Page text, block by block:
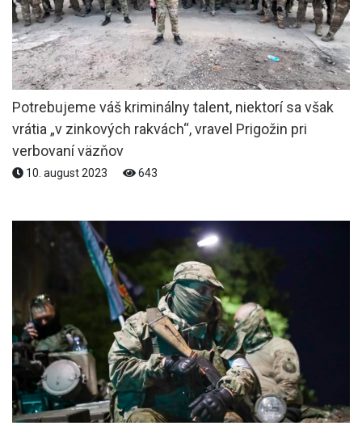
Potrebujeme váš kriminálny talent, niektorí sa však
vrátia „v zinkových rakvách“, vravel Prigožin pri
verbovaní väzňov
10. august 2023 643